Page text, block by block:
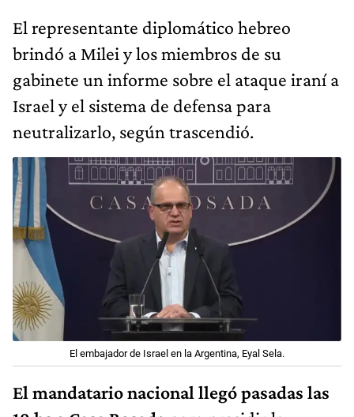
El representante diplomático hebreo
brindó a Milei y los miembros de su
gabinete un informe sobre el ataque iraní a
Israel y el sistema de defensa para
neutralizarlo, según trascendió.
El embajador de Israel en la Argentina, Eyal Sela.
El mandatario nacional llegó pasadas las